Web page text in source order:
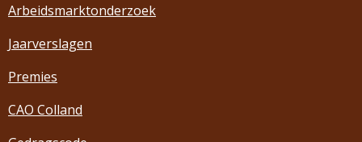
Arbeidsmarktonderzoek
Jaarverslagen
Premies
CAO Colland